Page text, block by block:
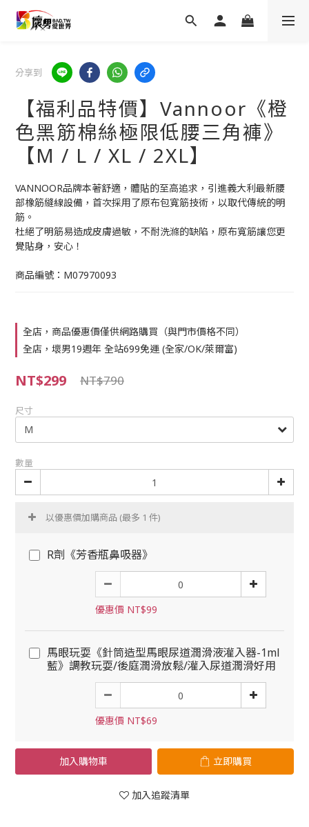
分享到
【福利品特價】Vannoor《橙
色黑筋棉絲極限低腰三角褲》
【M / L / XL / 2XL】
VANNOOR品牌本著舒適，體貼的至高追求，引進義大利最新腰
部橡筋縫線設備，首次採用了原布包寬筋技術，以取代傳統的明
筋。
杜絕了明筋易造成皮膚過敏，不耐洗滌的缺陷，原布寬筋讓您更
覺貼身，安心！
商品編號：M07970093
全店，商品優惠價僅供網路購買（與門市價格不同）
全店，壞男19週年 全站699免運 (全家/OK/萊爾富)
NT$299 NT$790
尺寸
數量
以優惠價加購商品 (最多 1 件)
R劑《芳香瓶鼻吸器》
優惠價 NT$99
馬眼玩耍《針筒造型馬眼尿道潤滑液灌入器-1ml
藍》調教玩耍/後庭潤滑放鬆/灌入尿道潤滑好用
優惠價 NT$69
加入購物車 立即購買
加入追蹤清單